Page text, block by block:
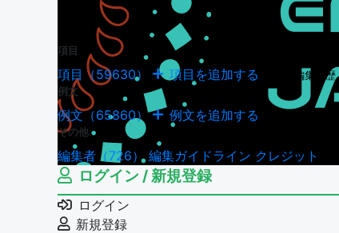
項目
項目（59630） 項目を追加する 項目の編集履
例文
例文（65860） 例文を追加する
その他
編集者（726）編集ガイドライン クレジット
ログイン / 新規登録
ログイン
新規登録